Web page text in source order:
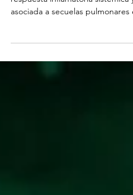
La investigación premiada se